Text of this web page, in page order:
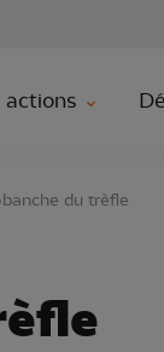
actions
du trèfle